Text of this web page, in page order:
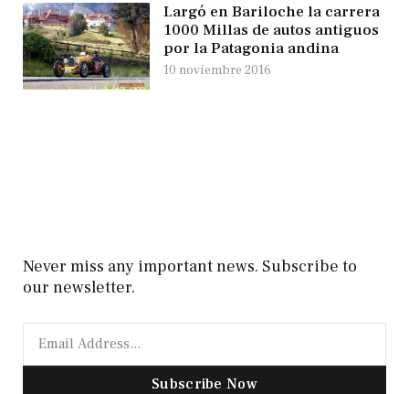
Largó en Bariloche la carrera
1000 Millas de autos antiguos
por la Patagonia andina
10 noviembre 2016
Never miss any important news. Subscribe to
our newsletter.
Subscribe Now